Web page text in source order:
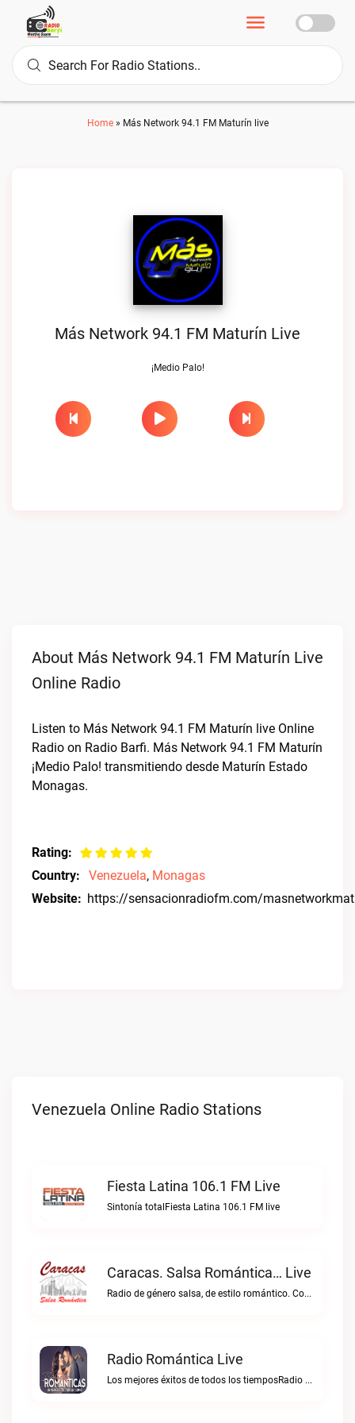
Home» Más Network 94.1 FM Maturín live
Más Network 94.1 FM Maturín Live
¡Medio Palo!
About Más Network 94.1 FM Maturín Live
Online Radio
Listen to Más Network 94.1 FM Maturín live Online
Radio on Radio Barfi. Más Network 94.1 FM Maturín
¡Medio Palo! transmitiendo desde Maturín Estado
Monagas.
Rating:
Country:
Venezuela, Monagas
Website: https://sensacionradiofm.com/
Venezuela Online Radio Stations
Fiesta Latina 106.1 FM Live
Sintonía totalFiesta Latina 106.1 FM live
Caracas. Salsa Romántica… Live
Radio de género salsa, de estilo romántico. Con la selección musical que nos gusta...Caracas. Salsa Romántica… live
Radio Romántica Live
Los mejores éxitos de todos los tiemposRadio Romántica live